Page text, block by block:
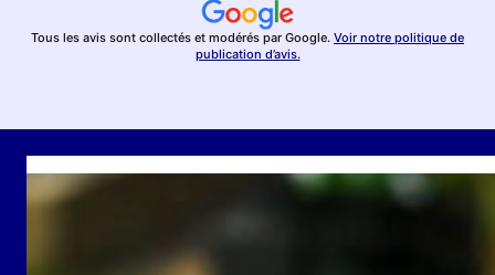
Tous les avis sont collectés et modérés par Google. Voir notre politique de
publication d’avis.